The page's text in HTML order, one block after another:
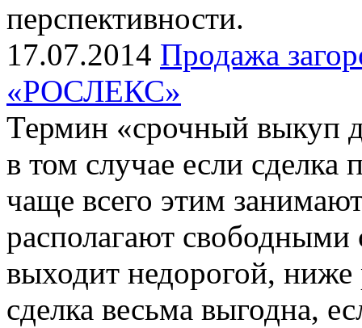
перспективности.
17.07.2014 Продажа
«РОСЛЕКС»
Термин «срочный выкуп
в том случае если сделка
чаще всего этим
располагают свободными
выходит недорогой,
сделка весьма выгодна,